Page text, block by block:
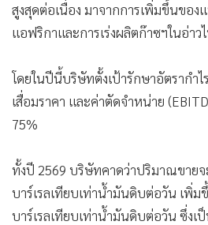
สูงสุดต่อเนื่อง มาจากการเพิ่มขึ้นขอ
แอฟริกาและการเร่งผลิตก๊าซฯในอ่าว
โดยในปีนี้บริษัทตั้งเป้ารักษาอัตรากำ
เสื่อมราคา และค่าตัดจำหน่าย
75%
ทั้งปี 2569 บริษัทคาดว่าปริมาณขายจ
บาร์เรลเทียบเท่าน้ำมันดิบต่อวัน เพิ่
บาร์เรลเทียบเท่าน้ำมันดิบต่อวัน ซึ่งเ